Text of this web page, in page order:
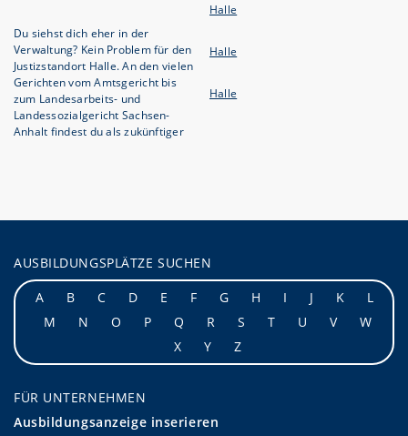
Du siehst dich eher in der
Verwaltung? Kein Problem für den
Justizstandort Halle. An den vielen
Gerichten vom Amtsgericht bis
zum Landesarbeits- und
Landessozialgericht Sachsen-
Anhalt findest du als zukünftiger
Halle
Halle
Halle
AUSBILDUNGSPLÄTZE SUCHEN
A
B C D E F G H I J K
L
M
N O P Q R S T U V
W
X
Y Z
FÜR UNTERNEHMEN
Ausbildungsanzeige inserieren